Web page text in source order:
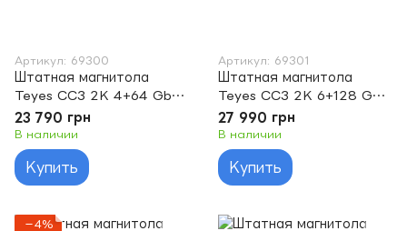
Артикул: 69300
Штатная магнитола
Teyes CC3 2K 4+64 Gb
BMW Mini 2010 - 2016 9"
23 790 грн
В наличии
Купить
Артикул: 69301
Штатная магнитола
Teyes CC3 2K 6+128 Gb
BMW Mini 2010 - 2016 9"
27 990 грн
В наличии
Купить
−4%